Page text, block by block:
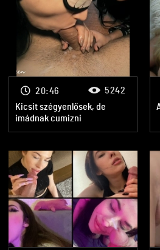
Kicsit szégyenlősek, de
imádnak cumizni
20:46
5242